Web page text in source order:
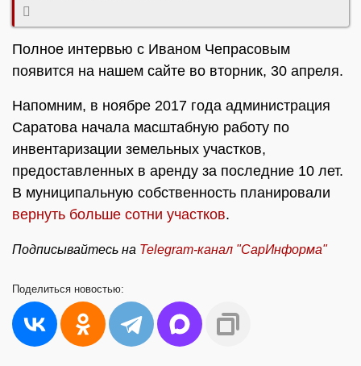
Полное интервью с Иваном Чепрасовым
появится на нашем сайте во вторник, 30 апреля.
Напомним, в ноябре 2017 года администрация
Саратова начала масштабную работу по
инвентаризации земельных участков,
предоставленных в аренду за последние 10 лет.
В муниципальную собственность планировали
вернуть больше сотни участков.
Подписывайтесь на Telegram-канал "СарИнформа"
Поделиться новостью: